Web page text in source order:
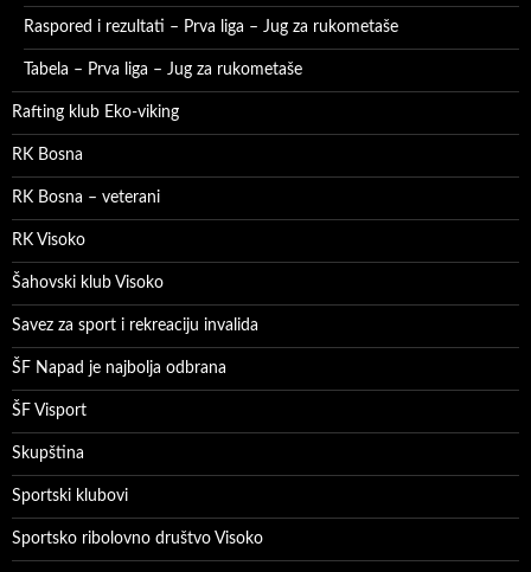
Raspored i rezultati – Prva liga – Jug za rukometaše
Tabela – Prva liga – Jug za rukometaše
Rafting klub Eko-viking
RK Bosna
RK Bosna – veterani
RK Visoko
Šahovski klub Visoko
Savez za sport i rekreaciju invalida
ŠF Napad je najbolja odbrana
ŠF Visport
Skupština
Sportski klubovi
Sportsko ribolovno društvo Visoko